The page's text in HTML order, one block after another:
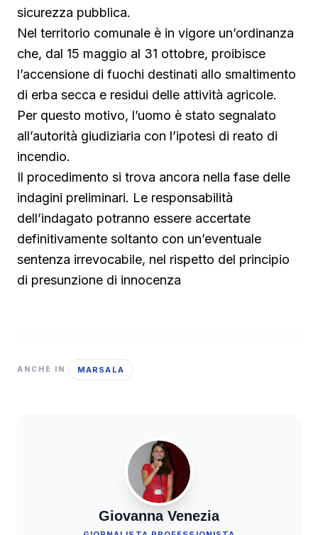
sicurezza pubblica.
Nel territorio comunale è in vigore un’ordinanza
che, dal 15 maggio al 31 ottobre, proibisce
l’accensione di fuochi destinati allo smaltimento
di erba secca e residui delle attività agricole.
Per questo motivo, l’uomo è stato segnalato
all’autorità giudiziaria con l’ipotesi di reato di
incendio.
Il procedimento si trova ancora nella fase delle
indagini preliminari. Le responsabilità
dell’indagato potranno essere accertate
definitivamente soltanto con un’eventuale
sentenza irrevocabile, nel rispetto del principio
di presunzione di innocenza
ANCHE IN MARSALA
Giovanna Venezia